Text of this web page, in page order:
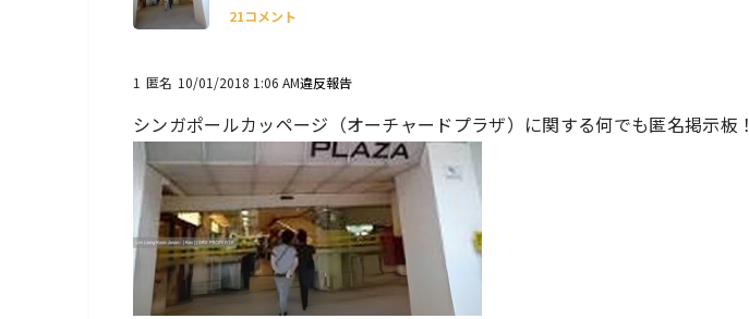
21コメント
1 匿名 10/01/2018 1:06 AM違反報告
シンガポールカッページ（オーチャードプラザ）に関する何でも匿名掲示板！